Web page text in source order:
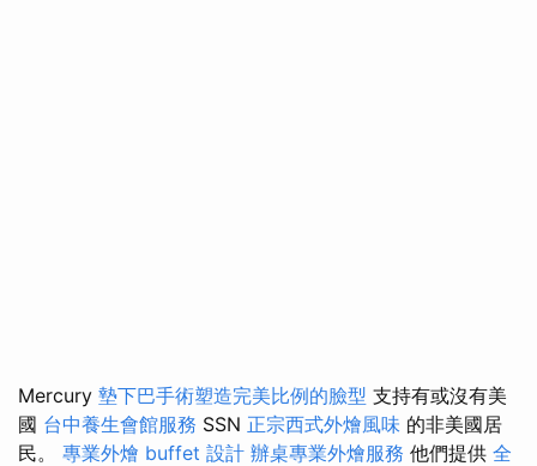
Mercury 墊下巴手術塑造完美比例的臉型 支持有或沒有美
國 台中養生會館服務 SSN 正宗西式外燴風味 的非美國居
民。 專業外燴 buffet 設計 辦桌專業外燴服務 他們提供 全